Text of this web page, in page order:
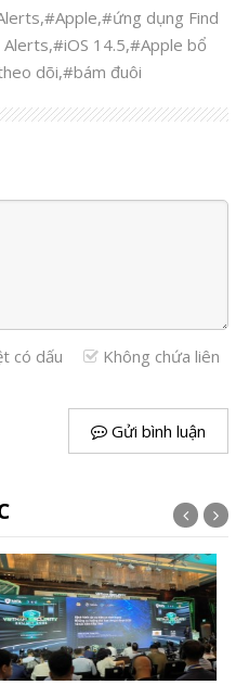
,#Apple,#ứng dụng Find
,#iOS 14.5,#Apple bổ
dõi,#bám đuôi
có dấu
Không chứa liên
Gửi bình luận